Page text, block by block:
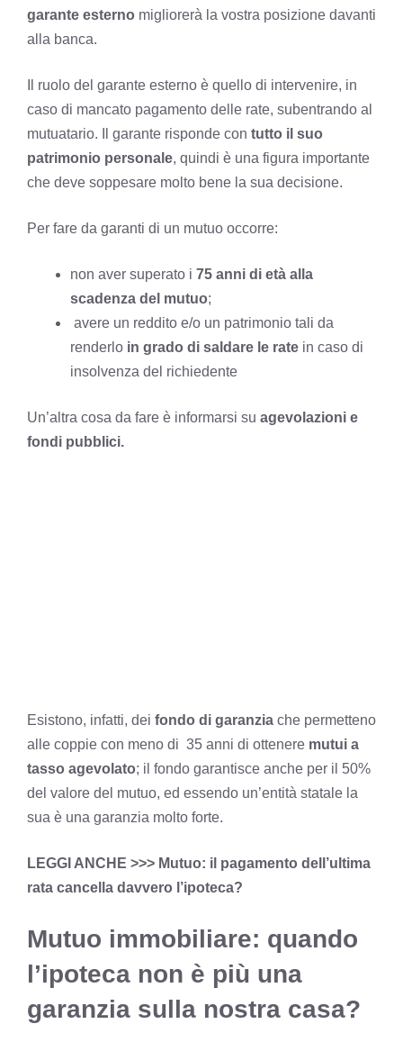
garante esterno migliorerà la vostra posizione davanti
alla banca.
Il ruolo del garante esterno è quello di intervenire, in
caso di mancato pagamento delle rate, subentrando al
mutuatario. Il garante risponde con tutto il suo
patrimonio personale, quindi è una figura importante
che deve soppesare molto bene la sua decisione.
Per fare da garanti di un mutuo occorre:
non aver superato i 75 anni di età alla
scadenza del mutuo;
avere un reddito e/o un patrimonio tali da
renderlo in grado di saldare le rate in caso di
insolvenza del richiedente
Un’altra cosa da fare è informarsi su agevolazioni e
fondi pubblici.
Esistono, infatti, dei fondo di garanzia che permetteno
alle coppie con meno di 35 anni di ottenere mutui a
tasso agevolato; il fondo garantisce anche per il 50%
del valore del mutuo, ed essendo un’entità statale la
sua è una garanzia molto forte.
LEGGI ANCHE >>> Mutuo: il pagamento dell’ultima
rata cancella davvero l’ipoteca?
Mutuo immobiliare: quando
l’ipoteca non è più una
garanzia sulla nostra casa?